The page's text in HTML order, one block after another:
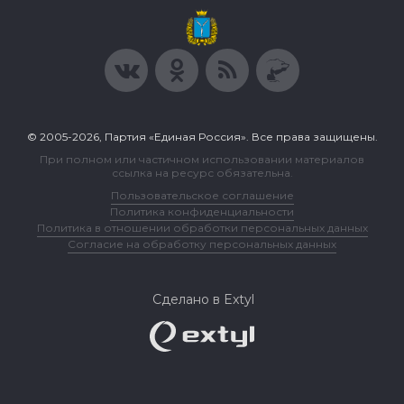
© 2005-2026, Партия «Единая Россия». Все права защищены.
При полном или частичном использовании материалов
ссылка на ресурс обязательна.
Пользовательское соглашение
Политика конфиденциальности
Политика в отношении обработки персональных данных
Согласие на обработку персональных данных
Сделано в Extyl